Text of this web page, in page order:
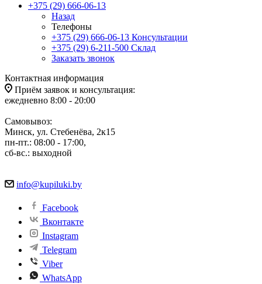
+375 (29) 666-06-13
Назад
Телефоны
+375 (29) 666-06-13 Консультации
+375 (29) 6-211-500 Склад
Заказать звонок
Контактная информация
Приём заявок и консультация:
ежедневно 8:00 - 20:00
Самовывоз:
Минск, ул. Стебенёва, 2к15
пн-пт.: 08:00 - 17:00,
сб-вс.: выходной
info@kupiluki.by
Facebook
Вконтакте
Instagram
Telegram
Viber
WhatsApp